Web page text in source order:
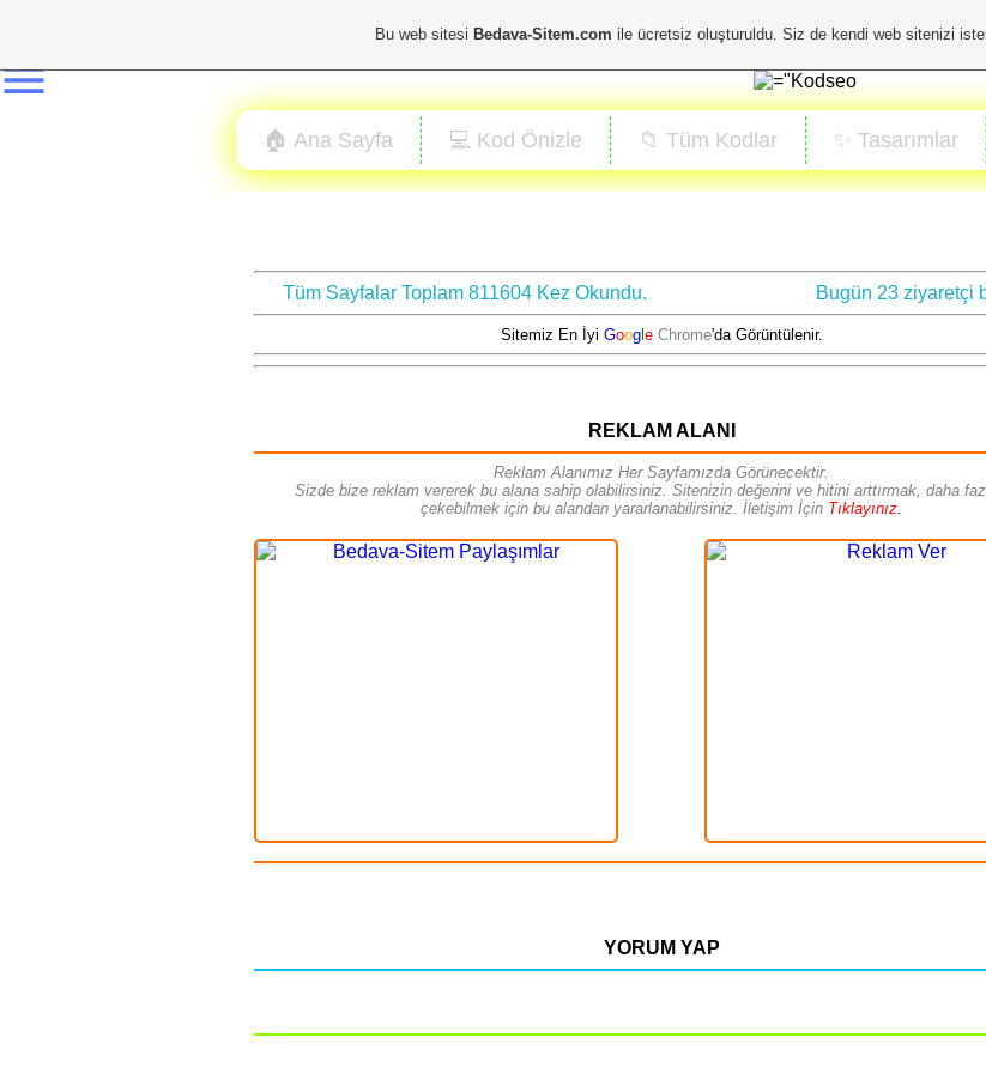
Html Nedir ?
🏠 Ana Sayfa 💻 Kod Önizle 📁 Tüm Kodlar ✨ Tasarımlar
Tüm Sayfalar Toplam 811604 Kez Okundu. Bugün 23 ziyaretçi
Sitemiz En İyi Googl e Chrome'da Görüntülenir.
REKLAM ALANI
Reklam Alanımız Her Sayfamızda Görünecektir.
Sizde bize reklam vererek bu alana sahip olabilirsiniz. Sitenizin değerini ve hitini arttırmak, daha
çekebilmek için bu alandan yararlanabilirsiniz. İletişim İçin Tıklayınız
YORUM YAP
Bu web sitesi Bedava-Sitem.com ile ücretsiz oluşturuldu. Siz de kendi web sitenizi